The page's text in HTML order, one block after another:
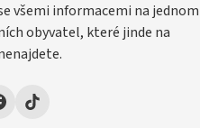
všemi informacemi na jednom
obyvatel, které jinde na